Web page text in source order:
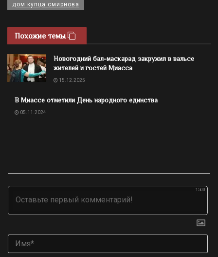
дом купца смирнова
Похожие темы
Новогодний бал-маскарад закружил в вальсе
жителей и гостей Миасса
15.12.2025
В Миассе отметили День народного единства
05.11.2024
1500